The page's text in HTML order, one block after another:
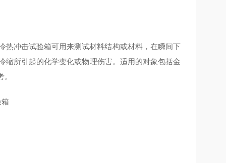
热冲击试验箱可用来测试材料结构或材料，在瞬间下
缩所引起的化学变化或物理伤害。适用的对象包括金